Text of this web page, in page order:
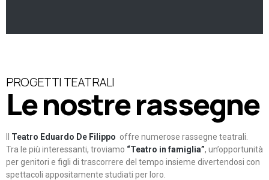
PROGETTI TEATRALI
Le nostre rassegne
Teatro Eduardo De Filippo offre numerose rassegne teatrali.
Tra le più interessanti, troviamo “Teatro in famiglia”, un’opportunità
per genitori e figli di trascorrere del tempo insieme divertendosi con
spettacoli appositamente studiati per loro.